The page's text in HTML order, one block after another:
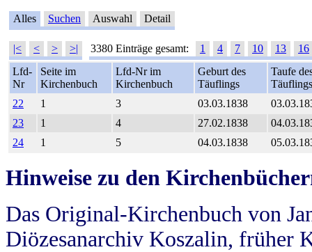
Alles Suchen Auswahl Detail
|< < > >| 3380 Einträge gesamt: 1 4 7 10 13
16
Lfd-
Nr
Seite im
Kirchenbuch
Lfd-Nr im
Kirchenbuch
Geburt des
Täuflings
Taufe
Täuflings
22
1 3 03.03.1838
23
1 4 27.02.1838
24
1 5 04.03.1838
Hinweise zu den
Das Original-Kirchenbuch von
Diözesanarchiv Koszalin, früher